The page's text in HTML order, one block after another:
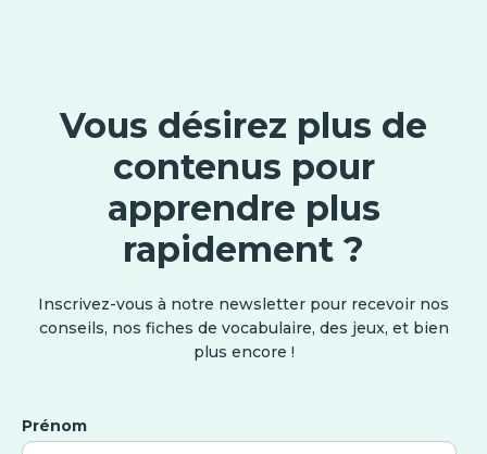
Vous désirez plus de
contenus pour
apprendre plus
rapidement ?
Inscrivez-vous à notre newsletter pour recevoir nos
conseils, nos fiches de vocabulaire, des jeux, et bien
plus encore !
Prénom